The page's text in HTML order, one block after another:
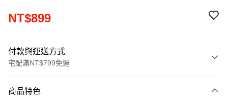
NT$899
付款與運送方式
宅配滿NT$799免運
信用卡一次付款
商品特色